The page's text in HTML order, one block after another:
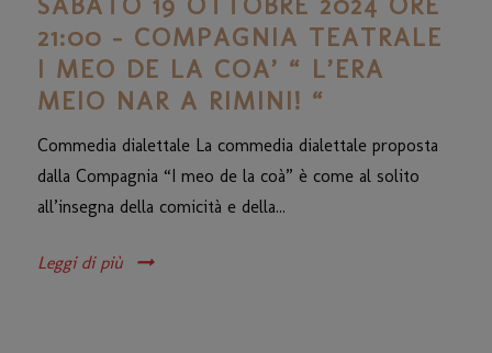
21:00 – COMPAGNIA TEATRALE
I MEO DE LA COA’ “ L’ERA
MEIO NAR A RIMINI! “
Commedia dialettale La commedia dialettale proposta
dalla Compagnia “I meo de la coà” è come al solito
all’insegna della comicità e della...
Leggi di più